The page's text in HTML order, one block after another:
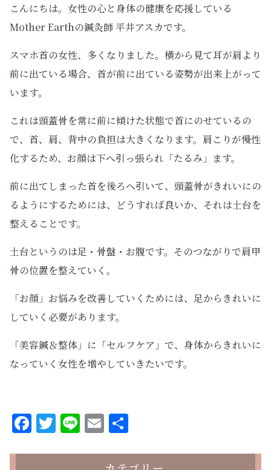
こんにちは。女性の心と身体の健康を応援している
Mother Earthの鍼灸師 平井アスカです。
スマホ首の女性、多くなりました。横から見て耳が肩より
前に出ている場合、首が前に出ている姿勢が出来上がって
います。
これは頭蓋骨を常に前に傾けた状態で首にのせているの
で、首、肩、背中の負担は大きくなります。肩こりが慢性
化するため、お顔は下へ引っ張られ「たるみ」ます。
前に出てしまった首を後ろへ引いて、頭蓋骨がきれいにの
るようにするためには、どうすれば良いか、それは土台を
整えることです。
土台というのは足・骨盤・お腹です。そのつながりで肩甲
骨の位置を整えていく。
「お顔」お悩みを改善していくためには、足からきれいに
していく必要があります。
「美容鍼＆整体」に「セルフケア」で、身体からきれいに
なっていく女性を増やしていきたいです。
Facebook
Twitter
LineEmail